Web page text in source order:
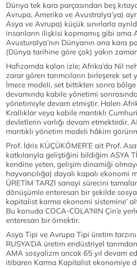
Dünya tek kara parçasından beş
Avrupa, Amerika ve Avustralya’ya)
Asya ve Avrupa) küçük sınırlarla
insanların ilişkisi kopmamış gibi ama
Avusturalya’nın Dünyanın ana kara
(Dünya tarihine göre çok) yakın
Hafızamda kalan izle; Afrika’da Nil
zarar gören tarımcıların birleşerek
İmece modeli, set bittikten sonra
devamında kabile yönetimi
yönetimiyle devam etmiştir. Halen
Krallıklar veya kabile mantıklı
devletlerin varlığı devam etmektedir.
mantıklı yönetim modeli hâkim
Prof. İdris KÜÇÜKÖMER’E ait Prof.
katkılarıyla geliştiğini bildiğim ASYA
kendine yeten, gelişim dinamiği
hayvancılığa) dayalı kapalı ekonomi
ÜRETİM TARZI sanayi sürecini
dönüşümle enteresan bir şekilde
kapitalist karma ekonomi sistemine’
Bu konuda COCA-COLA’NIN Çin’e
enteresan bir örnektir.
Asya Tipi ve Avrupa Tipi üretim
RUSYA’DA üretim endüstriyel
AMA sosyalizm ancak 65 yıl devam
itibaren Karma Kapitalist ekonomiye